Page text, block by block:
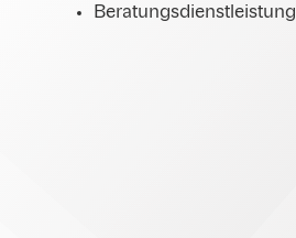
Beratungsdienstleistung